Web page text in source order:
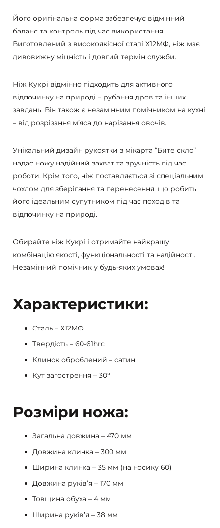
Його оригінальна форма забезпечує відмінний
баланс та контроль під час використання.
Виготовлений з високоякісної сталі Х12МФ, ніж має
дивовижну міцність і довгий термін служби.
Ніж Кукрі відмінно підходить для активного
відпочинку на природі – рубання дров та інших
завдань. Він також є незамінним помічником на кухні
– від розрізання м’яса до нарізання овочів.
Унікальний дизайн рукоятки з мікарта “Бите скло”
надає ножу надійний захват та зручність під час
роботи. Крім того, ніж поставляється зі спеціальним
чохлом для зберігання та перенесення, що робить
його ідеальним супутником під час походів та
відпочинку на природі.
Обирайте ніж Кукрі і отримайте найкращу
комбінацію якості, функціональності та надійності.
Незамінний помічник у будь-яких умовах!
Характеристики:
Сталь – Х12МФ
Твердість – 60-61hrc
Клинок оброблений – сатин
Кут загострення – 30°
Розміри ножа:
Загальна довжина – 470 мм
Довжина клинка – 300 мм
Ширина клинка – 35 мм (на носику 60)
Довжина руківʼя – 170 мм
Товщина обуха – 4 мм
Ширина руківʼя – 38 мм